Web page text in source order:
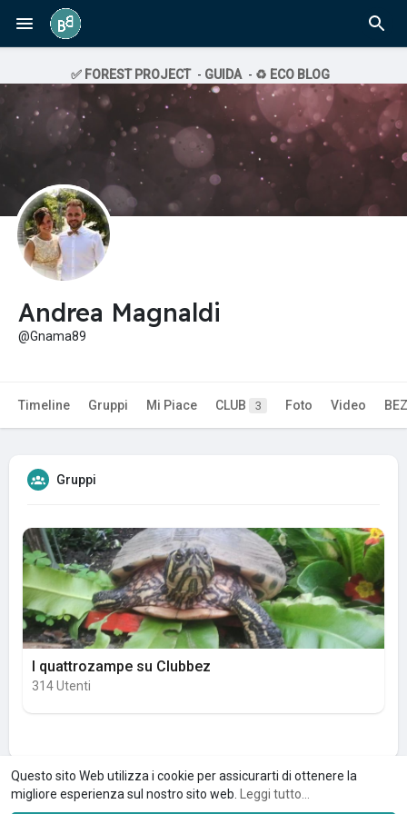
Questo sito Web utilizza i cookie per assicurarti di ottenere la
migliore esperienza sul nostro sito web.
Leggi tutto...
✅ FOREST PROJECT - GUIDA - ♻️ ECO BLOG
Andrea Magnaldi
@Gnama89
Timeline Gruppi Mi Piace CLUB 3 Foto Video BEZ
Gruppi
I quattrozampe su Clubbez
314 Utenti